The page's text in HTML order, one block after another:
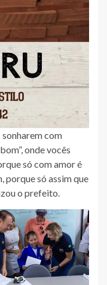
sonharem com
onde vocês
só com amor é
porque só assim que
o prefeito.